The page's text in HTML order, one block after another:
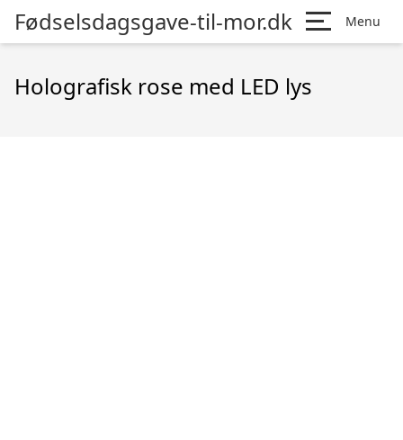
Fødselsdagsgave-til-mor.dk Menu
Holografisk rose med LED lys